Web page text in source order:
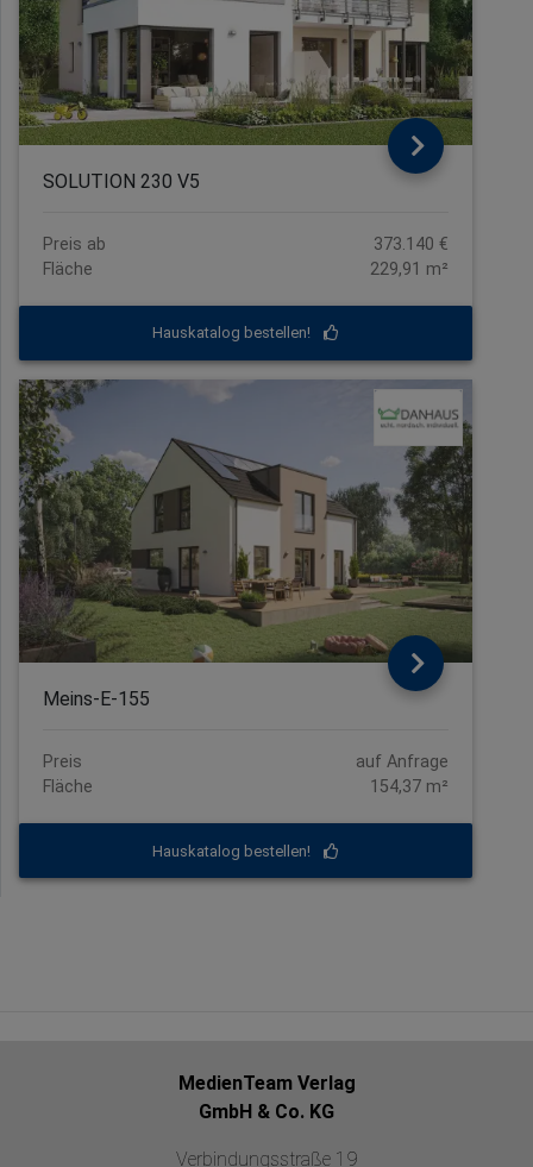
SOLUTION 230 V5
Preis ab
373.140 €
Fläche
229,91 m²
Hauskatalog bestellen!
Meins-E-155
Preis
auf Anfrage
Fläche
154,37 m²
Hauskatalog bestellen!
MedienTeam Verlag
GmbH & Co. KG
Verbindungsstraße 19